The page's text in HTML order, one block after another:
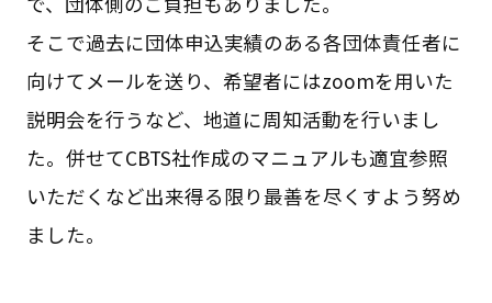
そこで過去に団体申込実績のある各団体責任者に
向けてメールを送り、希望者にはzoomを用いた
説明会を行うなど、地道に周知活動を行いまし
た。併せてCBTS社作成のマニュアルも適宜参照
いただくなど出来得る限り最善を尽くすよう努め
ました。